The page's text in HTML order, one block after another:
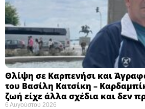
Θλίψη σε Καρπενήσι και
του Βασίλη Κατσίκη –
ζωή είχε άλλα σχέδια και δεν
6 Αυγούστου 2026